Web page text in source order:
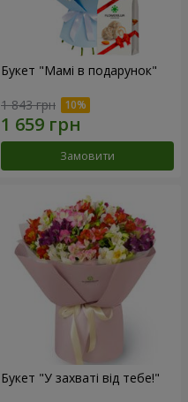
Букет "Мамі в подарунок"
1 843 грн
Замовити
Букет "У захваті від тебе!"